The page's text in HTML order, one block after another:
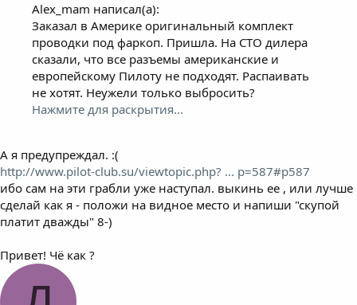
Alex_mam написал(а):
Заказал в Америке оригинальный комплект
проводки под фаркоп. Пришла. На СТО дилера
сказали, что все разъемы американские и
европейскому Пилоту не подходят. Распаивать
не хотят. Неужели только выбросить?
Нажмите для раскрытия...
А я предупреждал. :(
http://www.pilot-club.su/viewtopic.php? ... p=587#p587
ибо сам на эти грабли уже наступал. выкинь ее , или лучше
сделай как я - положи на видное место и напиши "скупой
платит дважды" 8-)
Привет! Чё как ?